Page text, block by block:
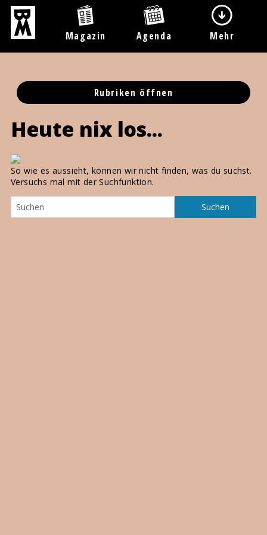
Magazin Agenda Mehr
Rubriken öffnen
Heute nix los...
So wie es aussieht, können wir nicht finden, was du suchst.
Versuchs mal mit der Suchfunktion.